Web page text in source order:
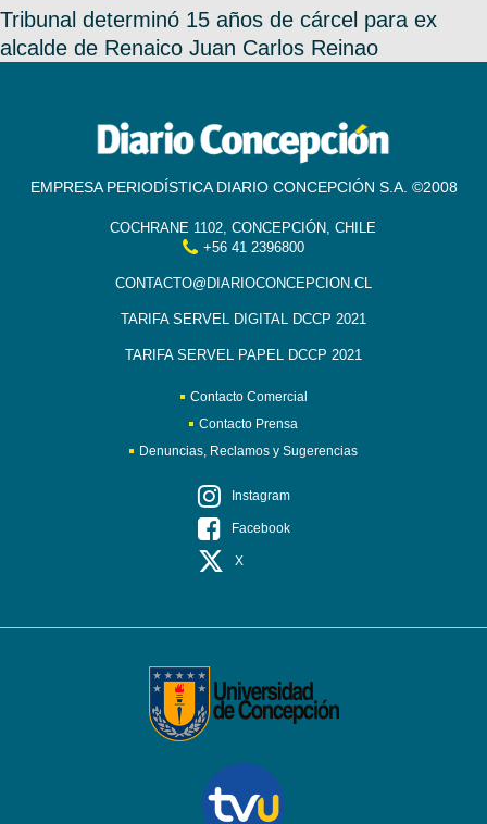
Tribunal determinó 15 años de cárcel para ex
alcalde de Renaico Juan Carlos Reinao
EMPRESA PERIODÍSTICA DIARIO CONCEPCIÓN S.A. ©2008
COCHRANE 1102, CONCEPCIÓN, CHILE
+56 41 2396800
CONTACTO@DIARIOCONCEPCION.CL
TARIFA SERVEL DIGITAL DCCP 2021
TARIFA SERVEL PAPEL DCCP 2021
Contacto Comercial
Contacto Prensa
Denuncias, Reclamos y Sugerencias
Instagram
Facebook
X